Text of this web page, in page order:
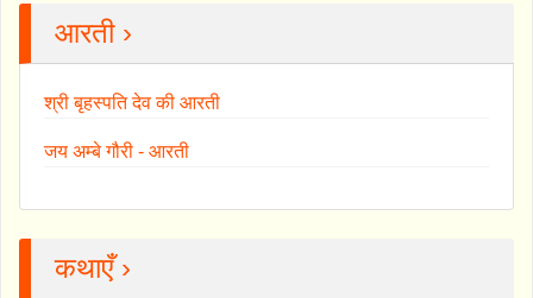
आरती ›
श्री बृहस्पति देव की आरती
जय अम्बे गौरी - आरती
कथाएँ ›